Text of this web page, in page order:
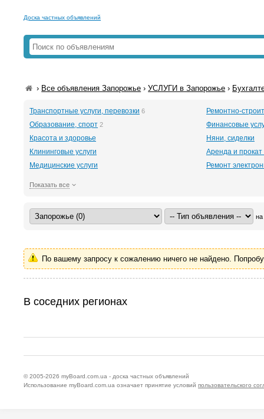
Доска частных объявлений
› Все объявления Запорожье ›УСЛУГИ в Запорожье ›
Транспортные услуги, перевозки 6
Ремонтно-
Образование, спорт 2
Финансовые
Красота и здоровье
Няни, сиделки
Клининговые услуги
Аренда и прокат
Медицинские услуги
Ремонт
Показать все
на
По вашему запросу к сожалению ничего не найдено.
В соседних регионах
© 2005-2026 myBoard.com.ua - доска частных объявлений
Использование myBoard.com.ua означает принятие условий пользовательского